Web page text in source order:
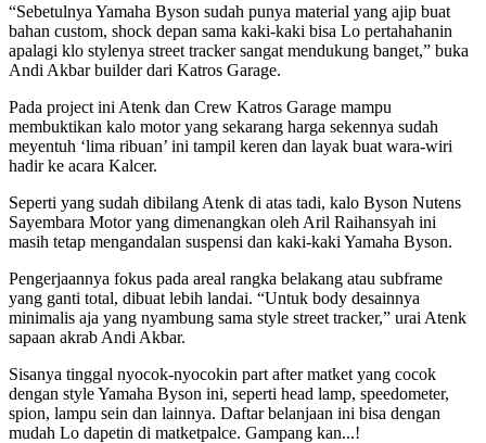
“Sebetulnya Yamaha Byson sudah punya material yang ajip buat
bahan custom, shock depan sama kaki-kaki bisa Lo pertahahanin
apalagi klo stylenya street tracker sangat mendukung banget,” buka
Andi Akbar builder dari Katros Garage.
Pada project ini Atenk dan Crew Katros Garage mampu
membuktikan kalo motor yang sekarang harga sekennya sudah
meyentuh ‘lima ribuan’ ini tampil keren dan layak buat wara-wiri
hadir ke acara Kalcer.
Seperti yang sudah dibilang Atenk di atas tadi, kalo Byson Nutens
Sayembara Motor yang dimenangkan oleh Aril Raihansyah ini
masih tetap mengandalan suspensi dan kaki-kaki Yamaha Byson.
Pengerjaannya fokus pada areal rangka belakang atau subframe
yang ganti total, dibuat lebih landai. “Untuk body desainnya
minimalis aja yang nyambung sama style street tracker,” urai Atenk
sapaan akrab Andi Akbar.
Sisanya tinggal nyocok-nyocokin part after matket yang cocok
dengan style Yamaha Byson ini, seperti head lamp, speedometer,
spion, lampu sein dan lainnya. Daftar belanjaan ini bisa dengan
mudah Lo dapetin di matketpalce. Gampang kan...!